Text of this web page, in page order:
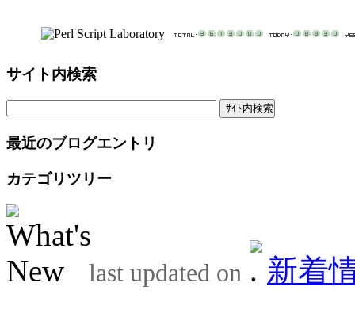
サイト内検索
最近のブログエントリ
カテゴリツリー
last updated on
新着